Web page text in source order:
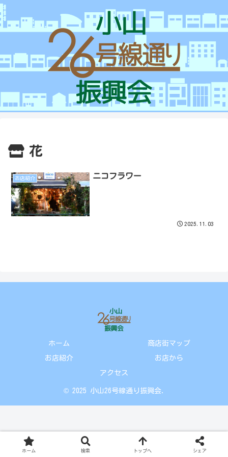
花
お店紹介 ニコフラワー
2025.11.03
ホーム 商店街マップ
お店紹介 お店から
アクセス
© 2025 小山26号線通り振興会.
ホーム 検索 トップへ シェア